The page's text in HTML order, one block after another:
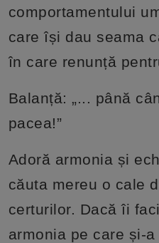
comportamentului
care își dau seama
în care renunță
Balanță: „... până
pacea!”
Adoră armonia și
căuta mereu o cale
certurilor. Dacă îi
armonia pe care și-